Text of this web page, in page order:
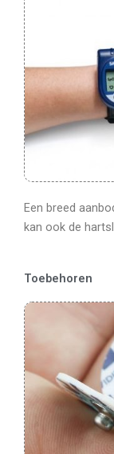
Een breed
kan ook de
Toebehoren